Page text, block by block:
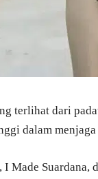
terlihat dari
dalam menjaga
Made Suardana,